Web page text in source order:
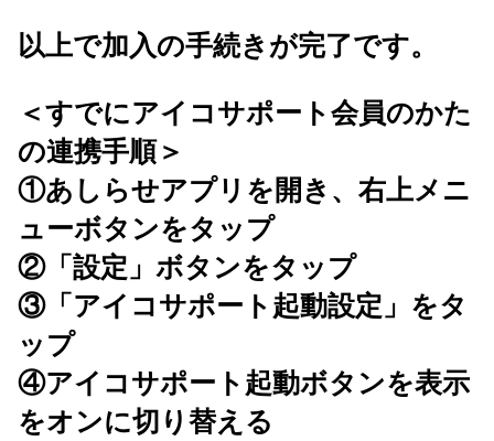
以上で加入の手続きが完了です。
＜すでにアイコサポート会員のかた
の連携手順＞
①あしらせアプリを開き、右上メニ
ューボタンをタップ
②「設定」ボタンをタップ
③「アイコサポート起動設定」をタ
ップ
④アイコサポート起動ボタンを表示
をオンに切り替える